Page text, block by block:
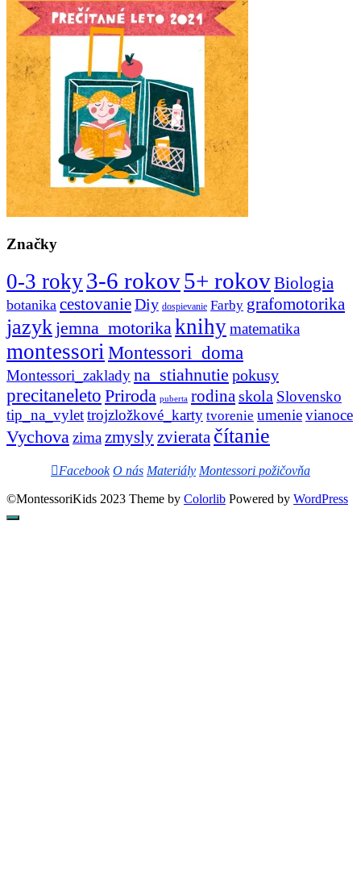
Značky
0-3 roky3-6 rokov5+ rokovBiologia
botanika cestovanieDiy dospievanie Farby grafomotorika
jazykjemna_motorikaknihymatematika
montessoriMontessori_doma
Montessori_zakladyna_stiahnutie pokusy
precitaneleto Priroda puberta rodinaskola Slovensko
tip_na_vylettrojzložkové_karty tvorenie umenievianoce
Vychovazimazmysly zvierata čítanie
Facebook O nás Materiály Montessori požičovňa
©MontessoriKids 2023 Theme by Colorlib Powered by WordPress